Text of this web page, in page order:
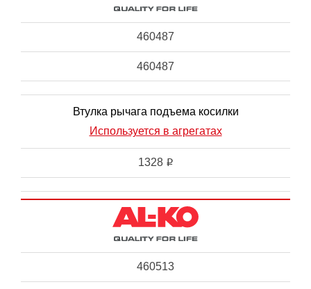
460487
460487
Втулка рычага подъема косилки
Используется в агрегатах
1328 i
460513